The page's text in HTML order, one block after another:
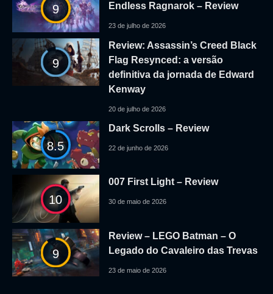
9
Endless Ragnarok – Review
23 de julho de 2026
9
Review: Assassin’s Creed Black
Flag Resynced: a versão
definitiva da jornada de Edward
Kenway
20 de julho de 2026
8.5
Dark Scrolls – Review
22 de junho de 2026
10
007 First Light – Review
30 de maio de 2026
9
Review – LEGO Batman – O
Legado do Cavaleiro das Trevas
23 de maio de 2026